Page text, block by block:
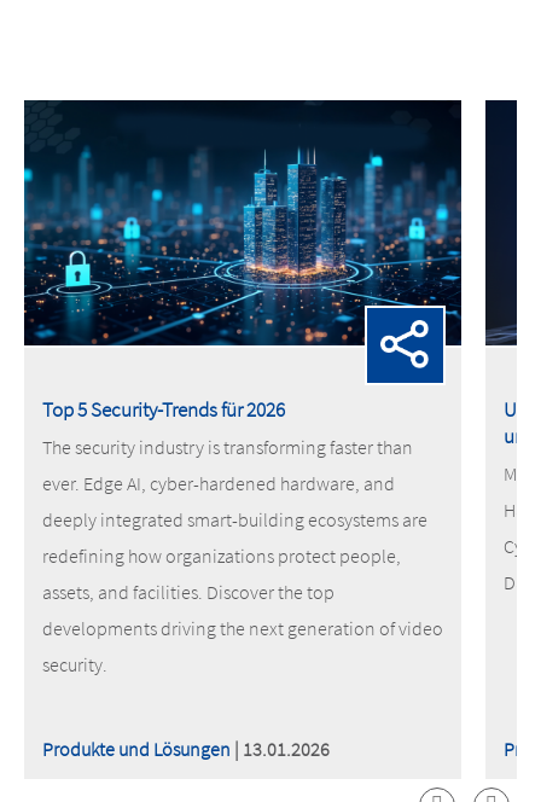
Top 5 Security-Trends für 2026
The security industry is transforming faster than
ever. Edge AI, cyber-hardened hardware, and
deeply integrated smart-building ecosystems are
redefining how organizations protect people,
assets, and facilities. Discover the top
developments driving the next generation of video
security.
Produkte und Lösungen | 13.01.2026
und